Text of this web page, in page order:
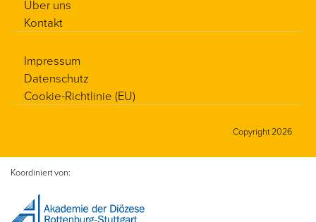
Über uns
Kontakt
Impressum
Datenschutz
Cookie-Richtlinie (EU)
Copyright 2026
Koordiniert von: